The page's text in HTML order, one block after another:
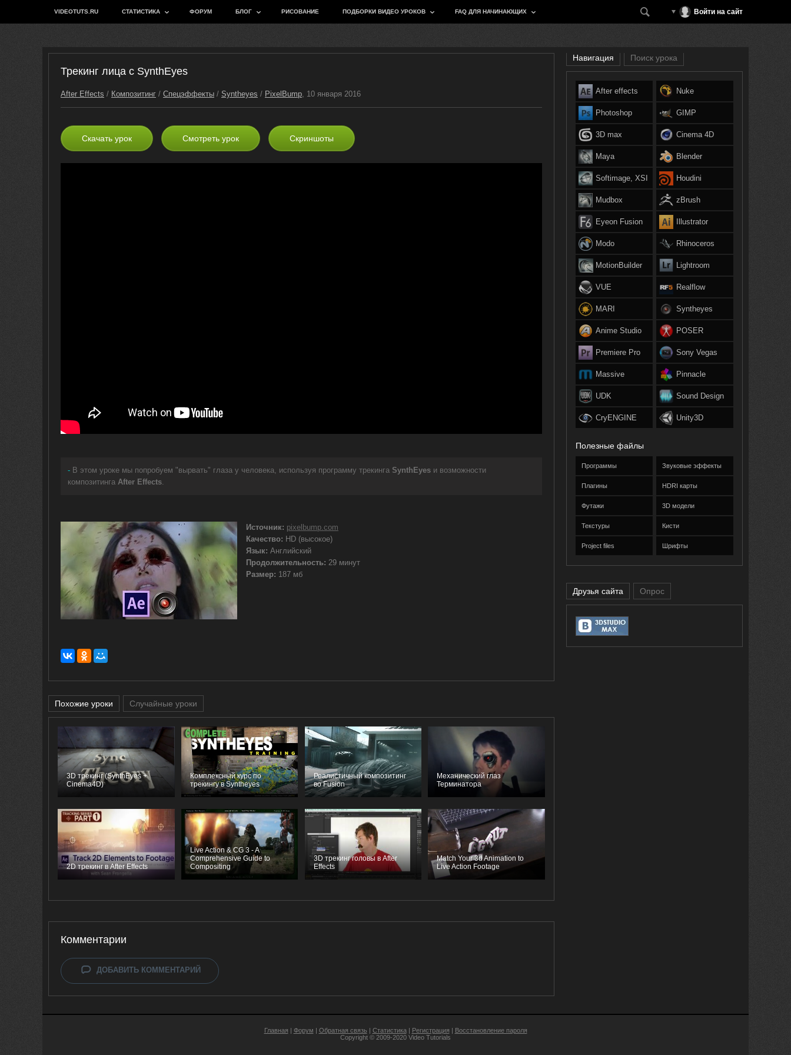
VIDEOTUTS.RU СТАТИСТИКА ФОРУМ БЛОГ РИСОВАНИЕ ПОДБОРКИ ВИДЕО УРОКОВ FAQ ДЛЯ НАЧИНАЮЩИХ Войти на сайт
Трекинг лица с SynthEyes
After Effects / Композитинг / Спецэффекты / Syntheyes / PixelBump, 10 января 2016
Скачать урок Смотреть урок Скриншоты
- В этом уроке мы попробуем "вырвать" глаза у человека, используя программу трекинга SynthEyes и возможности
композитинга After Effects.
Источник: pixelbump.com
Качество: HD (высокое)
Язык: Английский
Продолжительность: 29 минут
Размер: 187 мб
Похожие уроки Случайные уроки
3D трекинг (SynthEyes +
Cinema4D)
Комплексный курс по
трекингу в Syntheyes
Реалистичный композитинг
во Fusion
Механический глаз
Терминатора
2D трекинг в After Effects
Live Action & CG 3 - A
Comprehensive Guide to
Compositing
3D трекинг головы в After
Effects
Match Your 3d Animation to
Live Action Footage
Комментарии
ДОБАВИТЬ КОММЕНТАРИЙ
Навигация Поиск урока
After effects
Photoshop
3D max
Maya
Softimage, XSI
Mudbox
Eyeon Fusion
Modo
MotionBuilder
VUE
MARI
Anime Studio
Premiere Pro
Massive
UDK
CryENGINE
Nuke
GIMP
Cinema 4D
Blender
Houdini
zBrush
Illustrator
Rhinoceros
Lightroom
Realflow
Syntheyes
POSER
Sony Vegas
Pinnacle
Sound Design
Unity3D
Полезные файлы
Программы
Плагины
Футажи
Текстуры
Project files
Звуковые эффекты
HDRI карты
3D модели
Кисти
Шрифты
Друзья сайта Опрос
Главная | Форум | Обратная связь | Статистика| Регистрация | Восстановление пароля
Copyright © 2009-2020 Video Tutorials